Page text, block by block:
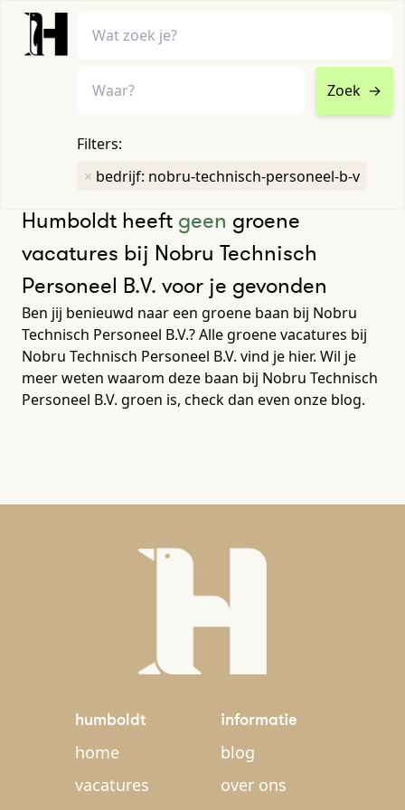
Zoek →
Filters:
× bedrijf: nobru-technisch-personeel-b-v
Humboldt heeft geen groene
vacatures bij Nobru Technisch
Personeel B.V. voor je gevonden
Ben jij benieuwd naar een groene baan bij Nobru
Technisch Personeel B.V.? Alle groene vacatures bij
Nobru Technisch Personeel B.V. vind je hier. Wil je
meer weten waarom deze baan bij Nobru Technisch
Personeel B.V. groen is, check dan even onze blog.
humboldt
home
vacatures
informatie
blog
over ons